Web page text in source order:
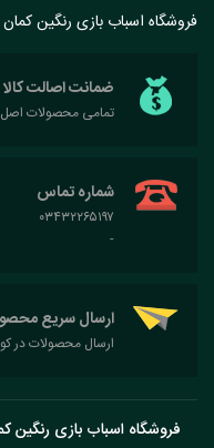
فروشگاه اسباب بازی رنگین کمان
ضمانت اصالت کالا
تمامی محصولات اصل
شماره تماس
۰۳۴۳۲۲۶۵۱۹۷
-
ارسال سریع
ارسال محصولات در
فروشگاه اسباب بازی رنگین